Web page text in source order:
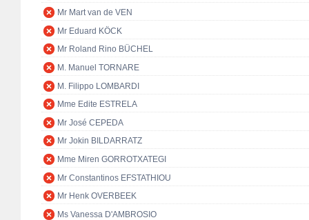
Mr Mart van de VEN
Mr Eduard KÖCK
Mr Roland Rino BÜCHEL
M. Manuel TORNARE
M. Filippo LOMBARDI
Mme Edite ESTRELA
Mr José CEPEDA
Mr Jokin BILDARRATZ
Mme Miren GORROTXATEGI
Mr Constantinos EFSTATHIOU
Mr Henk OVERBEEK
Ms Vanessa D'AMBROSIO